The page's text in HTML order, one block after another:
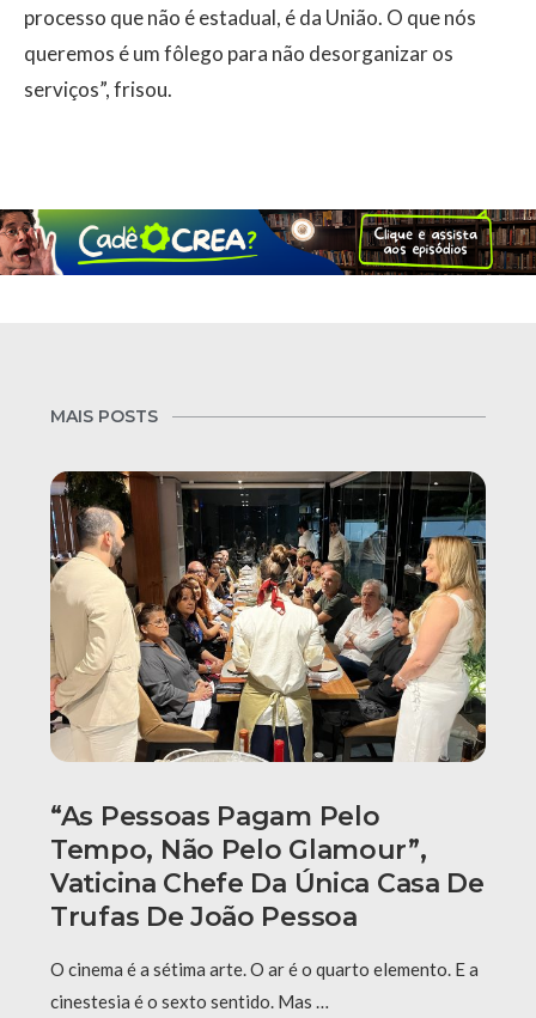
processo que não é estadual, é da União. O que nós
queremos é um fôlego para não desorganizar os
serviços”, frisou.
MAIS POSTS
“As Pessoas Pagam Pelo
Tempo, Não Pelo Glamour”,
Vaticina Chefe Da Única Casa De
Trufas De João Pessoa
O cinema é a sétima arte. O ar é o quarto elemento. E a
cinestesia é o sexto sentido. Mas …